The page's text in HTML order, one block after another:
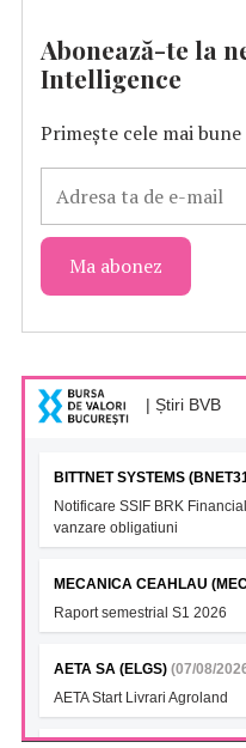
Abonează-te la
Intelligence
Primește cele mai
| Știri BVB
BITTNET SYSTEMS
Notificare SSIF BRK
vanzare obligatiuni
MECANICA CEAHLAU
Raport semestrial S1 2026
AETA SA (ELGS) (07/08/
AETA Start Livrari Agroland